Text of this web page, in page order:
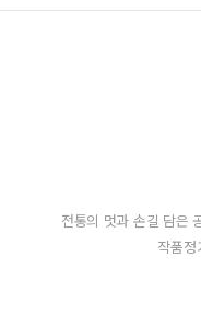
전통의 멋과 손길 담은
작품정